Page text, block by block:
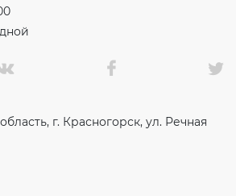
г. Красногорск, ул. Речная